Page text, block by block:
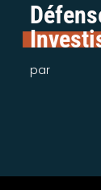
par